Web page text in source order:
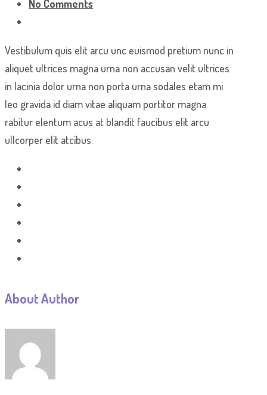
No Comments
Vestibulum quis elit arcu unc euismod pretium nunc in
aliquet ultrices magna urna non accusan velit ultrices
in lacinia dolor urna non porta urna sodales etam mi
leo gravida id diam vitae aliquam portitor magna
rabitur elentum acus at blandit faucibus elit arcu
ullcorper elit atcibus.
About Author